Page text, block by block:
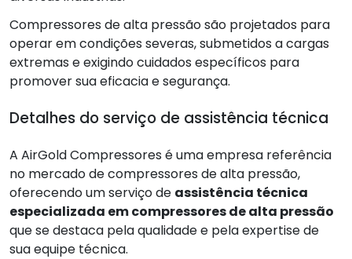
Compressores de alta pressão são projetados para
operar em condições severas, submetidos a cargas
extremas e exigindo cuidados específicos para
promover sua eficacia e segurança.
Detalhes do serviço de assistência técnica
A AirGold Compressores é uma empresa referência
no mercado de compressores de alta pressão,
oferecendo um serviço de assistência técnica
especializada em compressores de alta pressão
que se destaca pela qualidade e pela expertise de
sua equipe técnica.